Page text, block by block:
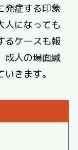
発症する印象
人になっても
るケースも報
成人の場面緘
きます。